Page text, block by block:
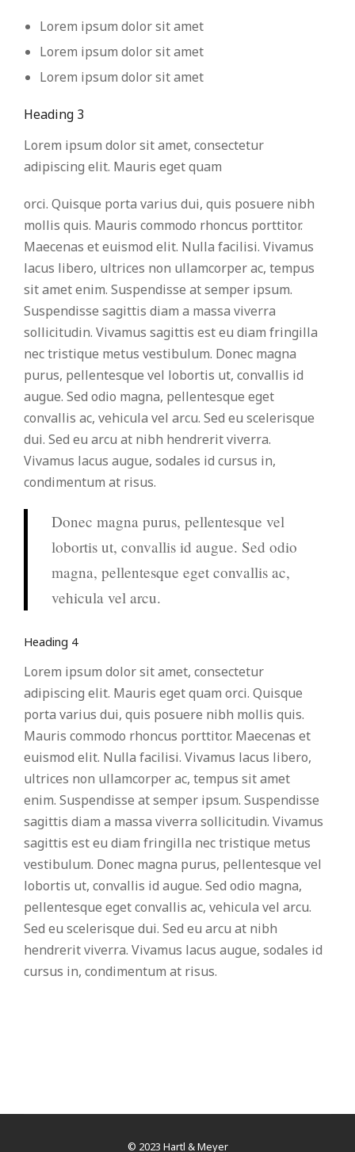
Lorem ipsum dolor sit amet
Lorem ipsum dolor sit amet
Lorem ipsum dolor sit amet
Heading 3
Lorem ipsum dolor sit amet, consectetur
adipiscing elit. Mauris eget quam
orci. Quisque porta varius dui, quis posuere nibh
mollis quis. Mauris commodo rhoncus porttitor.
Maecenas et euismod elit. Nulla facilisi. Vivamus
lacus libero, ultrices non ullamcorper ac, tempus
sit amet enim. Suspendisse at semper ipsum.
Suspendisse sagittis diam a massa viverra
sollicitudin. Vivamus sagittis est eu diam fringilla
nec tristique metus vestibulum. Donec magna
purus, pellentesque vel lobortis ut, convallis id
augue. Sed odio magna, pellentesque eget
convallis ac, vehicula vel arcu. Sed eu scelerisque
dui. Sed eu arcu at nibh hendrerit viverra.
Vivamus lacus augue, sodales id cursus in,
condimentum at risus.
Donec magna purus, pellentesque vel
lobortis ut, convallis id augue. Sed odio
magna, pellentesque eget convallis ac,
vehicula vel arcu.
Heading 4
Lorem ipsum dolor sit amet, consectetur
adipiscing elit. Mauris eget quam orci. Quisque
porta varius dui, quis posuere nibh mollis quis.
Mauris commodo rhoncus porttitor. Maecenas et
euismod elit. Nulla facilisi. Vivamus lacus libero,
ultrices non ullamcorper ac, tempus sit amet
enim. Suspendisse at semper ipsum. Suspendisse
sagittis diam a massa viverra sollicitudin. Vivamus
sagittis est eu diam fringilla nec tristique metus
vestibulum. Donec magna purus, pellentesque vel
lobortis ut, convallis id augue. Sed odio magna,
pellentesque eget convallis ac, vehicula vel arcu.
Sed eu scelerisque dui. Sed eu arcu at nibh
hendrerit viverra. Vivamus lacus augue, sodales id
cursus in, condimentum at risus.
© 2023 Hartl & Meyer